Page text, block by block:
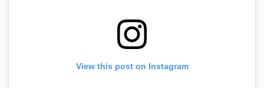
View this post on Instagram